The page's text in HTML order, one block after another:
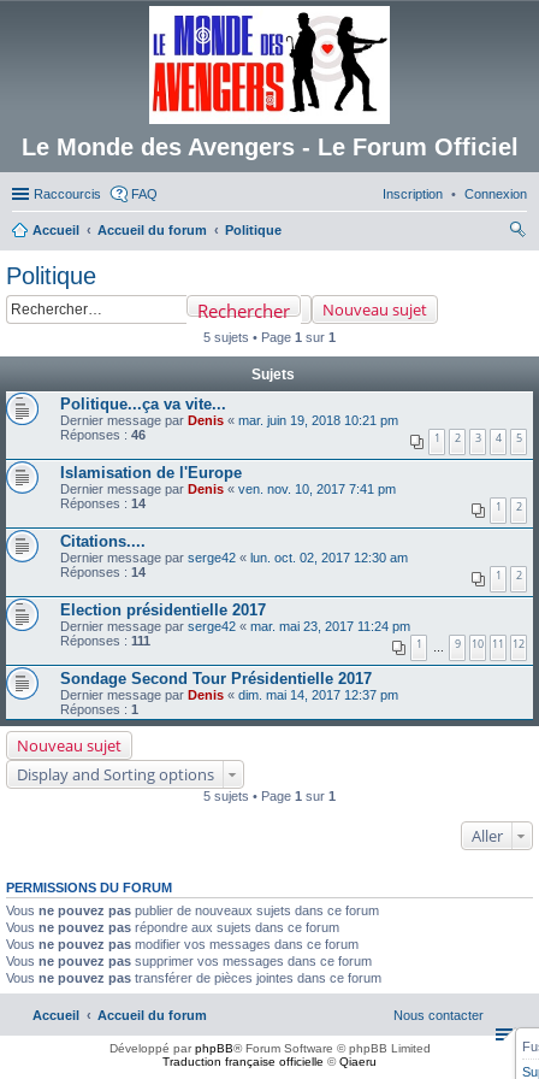
Le Monde des Avengers - Le Forum Officiel
Raccourcis FAQ Connexion
Inscription
Accueil Accueil du forum
Politique
Politique
Nouveau sujet
Rechercher
5 sujets • Page 1 sur 1
Sujets
Politique...ça va vite...
Dernier message par Denis « mar. juin 19, 2018 10:21 pm
Réponses : 46 1 2 3 4 5
Islamisation de l'Europe
Dernier message par Denis « ven. nov. 10, 2017 7:41 pm
Réponses : 14 1 2
Citations....
Dernier message par serge42 « lun. oct. 02, 2017 12:30 am
Réponses : 14 1 2
Election présidentielle 2017
Dernier message par serge42 « mar. mai 23, 2017 11:24 pm
Réponses : 111 1 … 9 10 11 12
Sondage Second Tour Présidentielle 2017
Dernier message par Denis « dim. mai 14, 2017 12:37 pm
Réponses : 1
Nouveau sujet
Display and Sorting options
5 sujets • Page 1 sur 1
Aller
PERMISSIONS DU FORUM
Vous ne pouvez pas publier de nouveaux sujets dans ce forum
Vous ne pouvez pas répondre aux sujets dans ce forum
Vous ne pouvez pas modifier vos messages dans ce forum
Vous ne pouvez pas supprimer vos messages dans ce forum
Vous ne pouvez pas transférer de pièces jointes dans ce forum
Accueil Accueil du forum Nous contacter
Développé parphpBB® Forum Software © phpBB Limited
Traduction française officielle ©Qiaeru